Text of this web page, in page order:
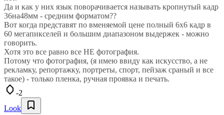
Да и как у них язык поворачивается называть кропнутый кадр
36на48мм - средним форматом??
Вот когда представят по вменяемой цене полный 6х6 кадр в
60 мегапикселей и большим диапазоном выдержек - можно
говорить.
Хотя это все равно все НЕ фотография.
Потому что фотография, (я имею ввиду как искусство, а не
рекламку, репортажку, портреты, спорт, пейзаж сраный и все
такое) - только пленка, ручная проявка и печать.
-2
Look